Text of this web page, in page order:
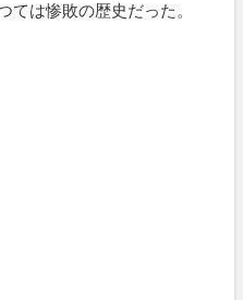
ては惨敗の歴史だった。